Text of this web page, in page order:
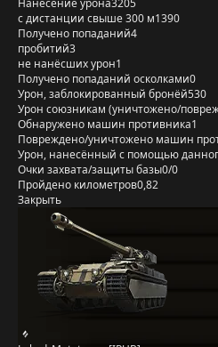
Нанесение урона3205
с дистанции свыше 300 м1390
Получено попаданий4
пробитий3
не нанёсших урон1
Получено попаданий осколками0
Урон, заблокированный бронёй530
Урон союзникам (уничтожено/
Обнаружено машин противника1
Повреждено/уничтожено машин
Урон, нанесённый с помощью
Очки захвата/защиты базы0/0
Пройдено километров0,82
Закрыть